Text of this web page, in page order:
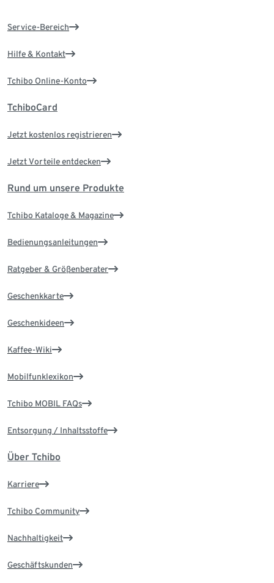
Service-Bereich
Hilfe & Kontakt
Tchibo Online-Konto
TchiboCard
Jetzt kostenlos registrieren
Jetzt Vorteile entdecken
Rund um unsere Produkte
Tchibo Kataloge & Magazine
Bedienungsanleitungen
Ratgeber & Größenberater
Geschenkkarte
Geschenkideen
Kaffee-Wiki
Mobilfunklexikon
Tchibo MOBIL FAQs
Entsorgung / Inhaltsstoffe
Über Tchibo
Karriere
Tchibo Community
Nachhaltigkeit
Geschäftskunden